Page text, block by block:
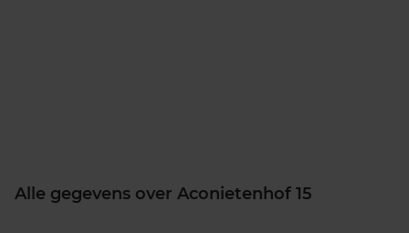
Alle gegevens over Aconietenhof 15